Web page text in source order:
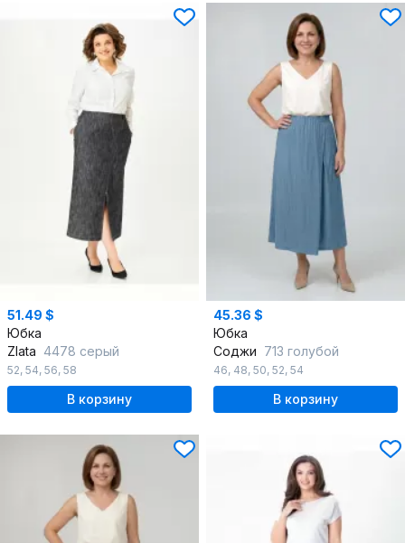
51.49 $
Юбка
Zlata 4478 серый
52, 54, 56, 58
В корзину
45.36 $
Юбка
Соджи 713 голубой
46, 48, 50, 52, 54
В корзину